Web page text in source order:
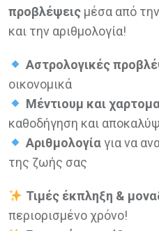
προβλέψεις μέσα από
και την αριθμολογία!
Αστρολογικές
οικονομικά
Μέντιουμ και
καθοδήγηση και
Αριθμολογίαγια να
της ζωής σας
Τιμές έκπληξη &
περιορισμένο χρόνο!